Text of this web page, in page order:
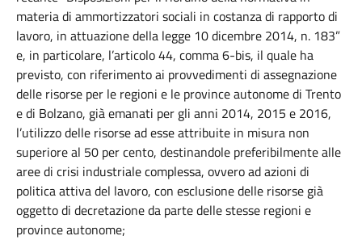
materia di ammortizzatori sociali in costanza di rapporto di
lavoro, in attuazione della legge 10 dicembre 2014, n. 183”
e, in particolare, l’articolo 44, comma 6-bis, il quale ha
previsto, con riferimento ai provvedimenti di assegnazione
delle risorse per le regioni e le province autonome di Trento
e di Bolzano, già emanati per gli anni 2014, 2015 e 2016,
l’utilizzo delle risorse ad esse attribuite in misura non
superiore al 50 per cento, destinandole preferibilmente alle
aree di crisi industriale complessa, ovvero ad azioni di
politica attiva del lavoro, con esclusione delle risorse già
oggetto di decretazione da parte delle stesse regioni e
province autonome;